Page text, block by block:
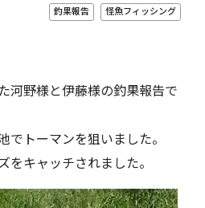
釣果報告 怪魚フィッシング
河野様と伊藤様の釣果報告で
でトーマンを狙いました。
をキャッチされました。